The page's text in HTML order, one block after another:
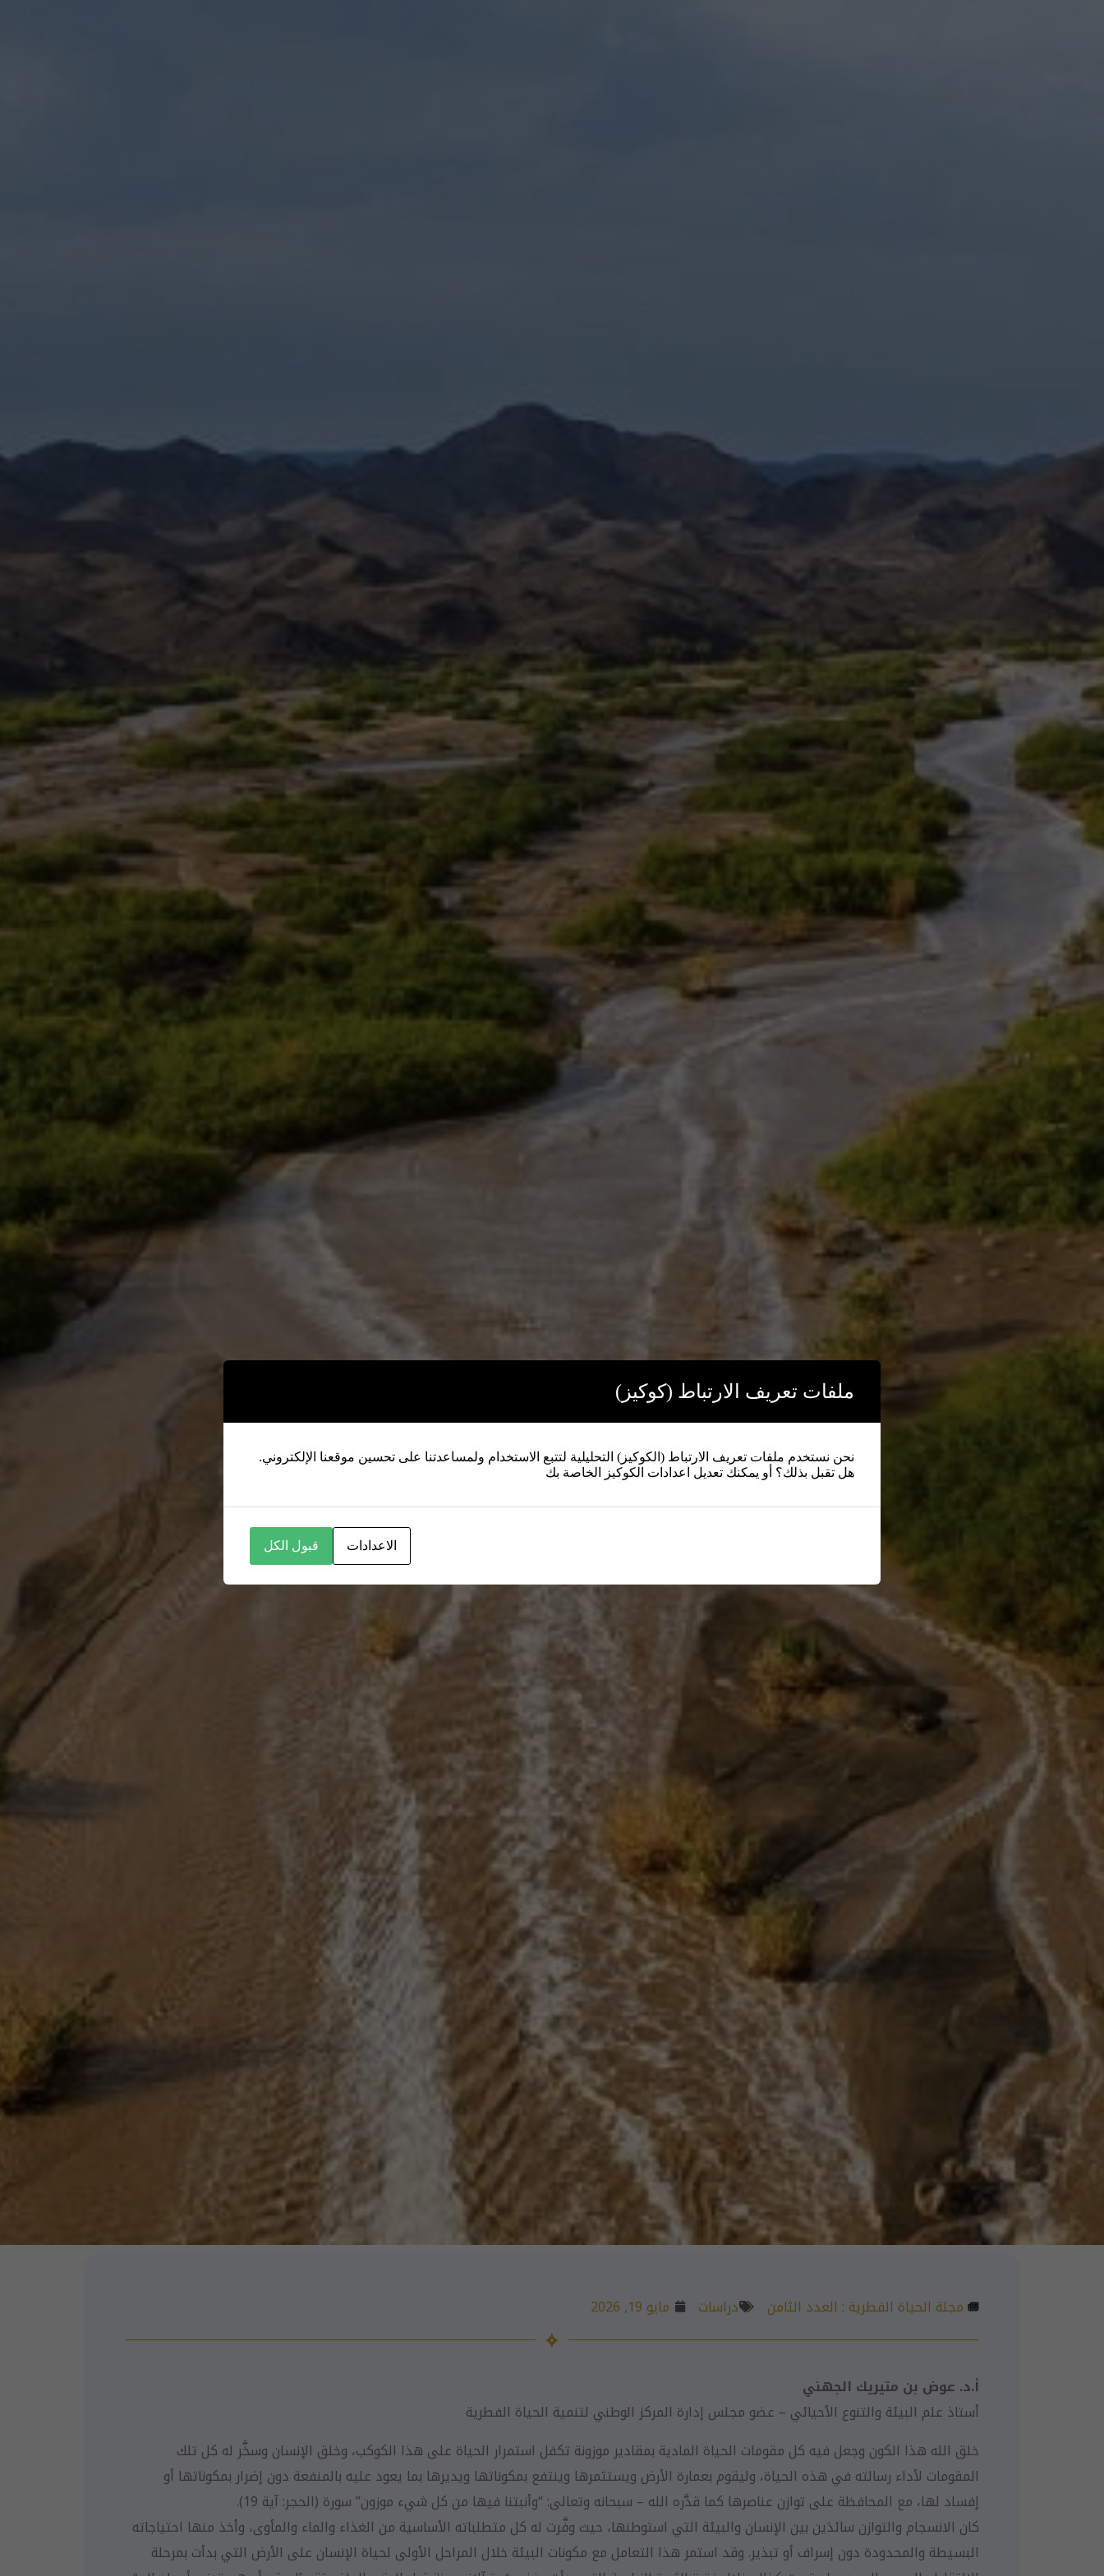
مجلة الحياة الفطرية : العدد الثامن دراسات مايو 19, 2026
أ‌.د. عوض بن متيريك الجهني
أستاذ علم البيئة والتنوع الأحيائي – عضو مجلس إدارة المركز الوطني لتنمية الحياة الفطرية
خلق الله هذا الكون وجعل فيه كل مقومات الحياة المادية بمقادير موزونة تكفل استمرار الحياة على هذا الكوكب، وخلق الإنسان وسخَّر له كل تلك
المقومات لأداء رسالته في هذه الحياة، وليقوم بعمارة الأرض ويستثمرها وينتفع بمكوناتها ويديرها بما يعود عليه بالمنفعة دون إضرار بمكوناتها أو
إفساد لها، مع المحافظة على توازن عناصرها كما قدَّره الله – سبحانه وتعالى: “وأنبتنا فيها من كل شيء موزون” سورة (الحجر: آية 19).
كان الانسجام والتوازن سائدَين بين الإنسان والبيئة التي استوطنها، حيث وفَّرت له كل متطلباته الأساسية من الغذاء والماء والمأوى، وأخذ منها احتياجاته
البسيطة والمحدودة دون إسراف أو تبذير. وقد استمر هذا التعامل مع مكونات البيئة خلال المراحل الأولى لحياة الإنسان على الأرض التي بدأت بمرحلة
ملفات تعريف الارتباط (كوكيز)
نحن نستخدم ملفات تعريف الارتباط (الكوكيز) التحليلية لتتبع الاستخدام ولمساعدتنا على تحسين موقعنا الإلكتروني.
هل تقبل بذلك؟ أو يمكنك تعديل اعدادات الكوكيز الخاصة بك
الاعدادات قبول الكل